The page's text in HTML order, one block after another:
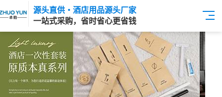
源头直供・酒店用品源头厂家
一站式采购，省时省心更省钱